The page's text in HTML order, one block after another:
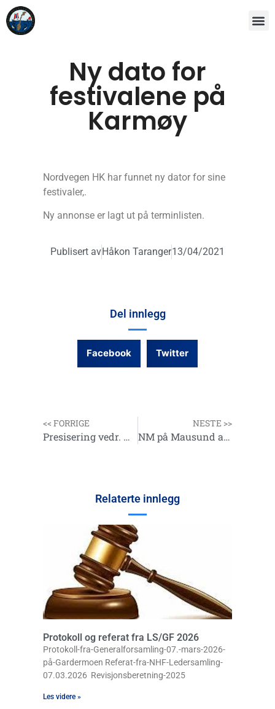
Ny dato for
festivalene på
Karmøy
Nordvegen HK har funnet ny dator for sine
festivaler,.
Ny annonse er lagt ut på terminlisten.
Publisert avHåkon Taranger13/04/2021
Del innlegg
Facebook Twitter
<< FORRIGE
Presisering vedr. NC arrangementer
NESTE >>
NM på Mausund avlyst.
Relaterte innlegg
Protokoll og referat fra LS/GF 2026
Protokoll-fra-Generalforsamling-07.-mars-2026-
på-Gardermoen Referat-fra-NHF-Ledersamling-
07.03.2026 Revisjonsberetning-2025
Les videre »